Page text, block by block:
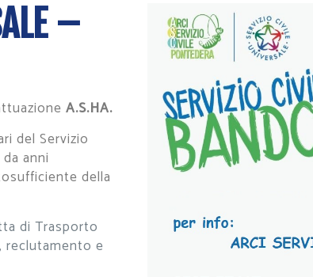
–
A.S.HA.
del Servizio
anni
della
di Trasporto
reclutamento e